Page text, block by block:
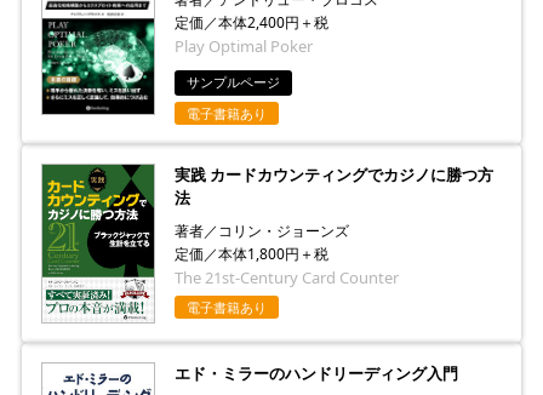
定価／本体2,400円＋税
Play Optimal Poker
サンプルページ
電子書籍あり
実践 カードカウンティングでカジノに勝つ方
法
著者／コリン・ジョーンズ
定価／本体1,800円＋税
The 21st-Century Card Counter
電子書籍あり
エド・ミラーのハンドリーディング入門